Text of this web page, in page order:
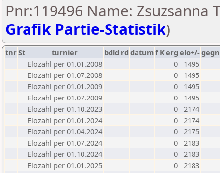
Pnr:119496 Name: Zsuzsanna
Grafik Partie-Statistik)
tnrSt turnier bdld rd datumf Kerg elo+/-
Elozahl per 01.01.2008
0
1495
Elozahl per 01.07.2008
0
1495
Elozahl per 01.01.2009
0
1495
Elozahl per 01.07.2009
0
1495
Elozahl per 01.10.2023
0 2174
Elozahl per 01.01.2024
0 2174
Elozahl per 01.04.2024
0 2175
Elozahl per 01.07.2024
0 2183
Elozahl per 01.10.2024
0 2183
Elozahl per 01.01.2025
0 2183